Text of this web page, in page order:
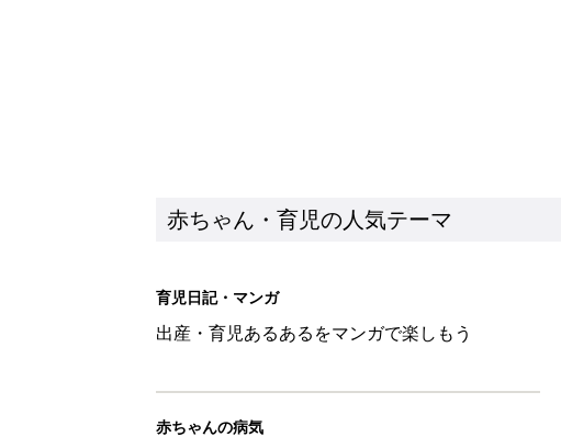
赤ちゃん・育児の人気テーマ
育児日記・マンガ
出産・育児あるあるをマンガで楽しもう
赤ちゃんの病気